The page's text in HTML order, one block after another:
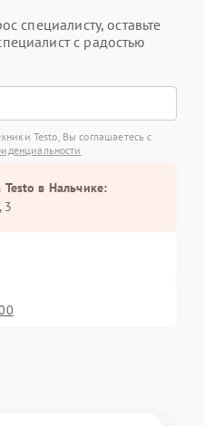
специалисту, оставьте
с радостью
Testo, Вы соглашаетесь с
Testo в Нальчике:
3